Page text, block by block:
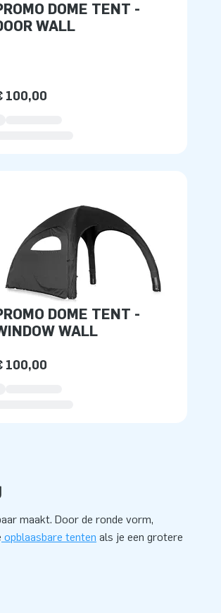
DOME TENT -
WALL
100,00
DOME TENT -
WALL
100,00
maakt. Door de ronde vorm,
opblaasbare tenten als je een grotere